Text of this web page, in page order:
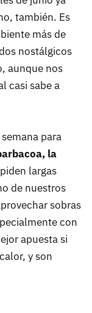
también. Es
más de
nostálgicos
aunque nos
casi sabe a
para
la
largas
de nuestros
sobras
con
apuesta si
y son